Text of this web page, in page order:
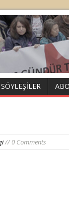
SÖYLEŞILER
// 0 Comments